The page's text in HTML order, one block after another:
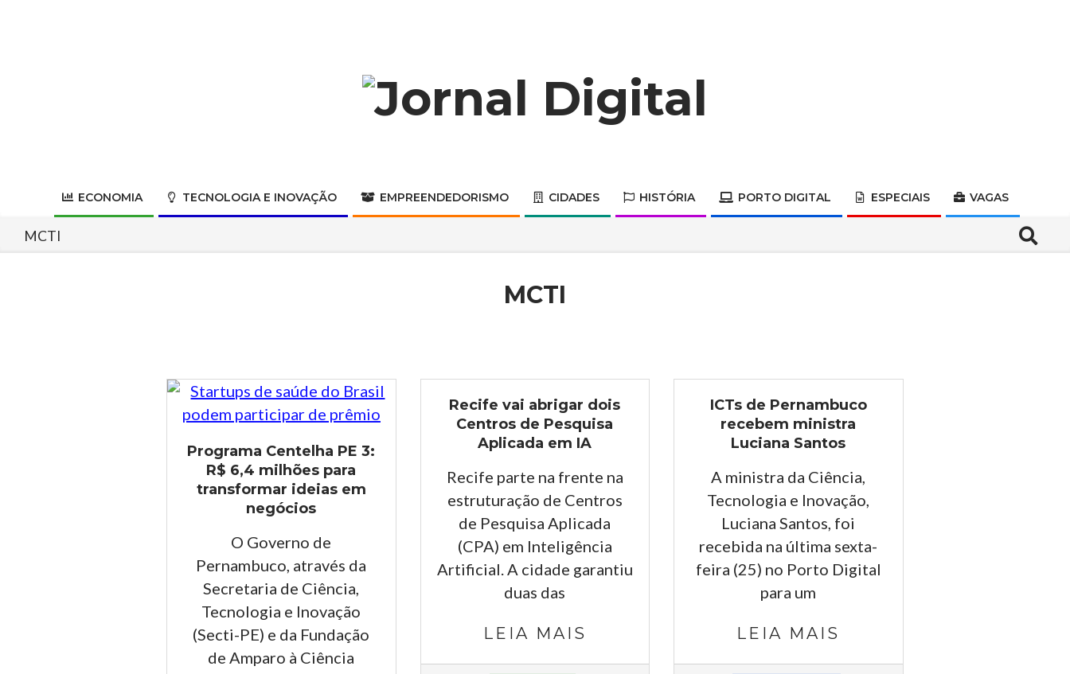
Digital
Primary
ECONOMIA TECNOLOGIA E INOVAÇÃO EMPREENDEDORISMO CIDADES HISTÓRIA PORTO DIGITAL ESPECIAIS VAGAS
MCTI Search
MCTI
Programa Centelha PE 3:
R$ 6,4 milhões para
transformar ideias em
negócios
O Governo de
Pernambuco, através da
Secretaria de Ciência,
Tecnologia e Inovação
(Secti-PE) e da Fundação
de Amparo à Ciência
Recife vai abrigar dois
Centros de Pesquisa
Aplicada em IA
Recife parte na frente na
estruturação de Centros
de Pesquisa Aplicada
(CPA) em Inteligência
Artificial. A cidade garantiu
duas das
LEIA MAIS
ICTs de Pernambuco
recebem ministra
Luciana Santos
A ministra da Ciência,
Tecnologia e Inovação,
Luciana Santos, foi
recebida na última sexta-
feira (25) no Porto Digital
para um
LEIA MAIS